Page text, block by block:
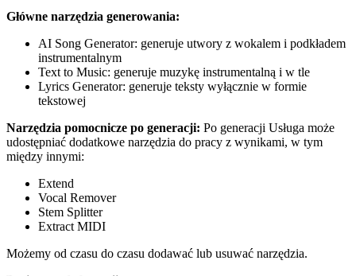
Główne narzędzia generowania:
AI Song Generator: generuje utwory z wokalem i podkładem
instrumentalnym
Text to Music: generuje muzykę instrumentalną i w tle
Lyrics Generator: generuje teksty wyłącznie w formie
tekstowej
Narzędzia pomocnicze po generacji: Po generacji Usługa może
udostępniać dodatkowe narzędzia do pracy z wynikami, w tym
między innymi:
Extend
Vocal Remover
Stem Splitter
Extract MIDI
Możemy od czasu do czasu dodawać lub usuwać narzędzia.